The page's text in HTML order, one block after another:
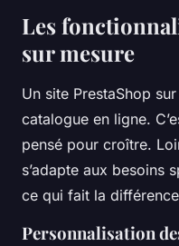
Les
sur mesure
Un site PrestaShop
catalogue en ligne.
pensé pour croître.
s’adapte aux besoins
ce qui fait la
Personnalisation